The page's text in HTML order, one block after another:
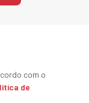
com o
de